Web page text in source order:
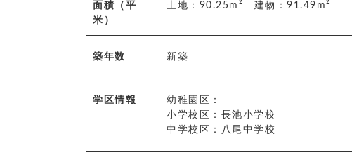
面積（平
米）
土地：90.25m² 建物：91.49m²
築年数 新築
学区情報
幼稚園区：
小学校区：長池小学校
中学校区：八尾中学校